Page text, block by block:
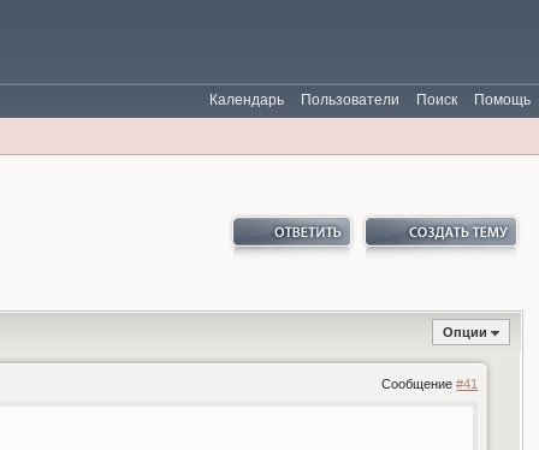
Помощь
Поиск
Пользователи
Календарь
Опции
Сообщение#41